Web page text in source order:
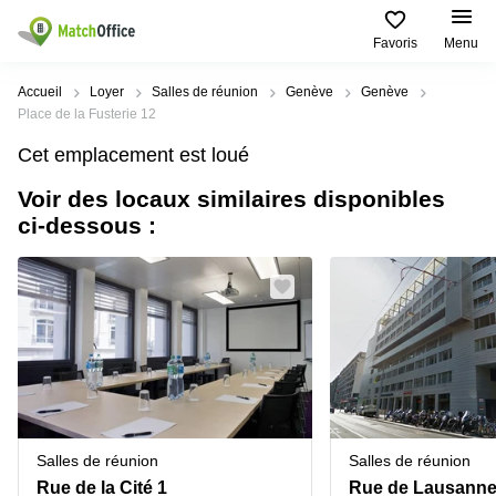
Favoris Menu
Rechercher / publier
Pages
de
Bureau
Centre
d'affaires
Coworking
Salle
de
réunion
Bureau
virtuel
Villes
Populaires
Location
bureau
Bureau
à louer
Genève
Bureau à
louer
Lausanne
Coworking
Zurich
Recherches
populaires
Voie du
Chariot 3
Place de
la Gare
12
Lausanne
Rue du
Pré-de-
la-
1
Genève
Aide
Qui sommes-nous?
Publier un local
Prix
Connexion
Choisissez une langue
Switzerland
Accueil Loyer Salles de réunion Genève
Genève
Place de la Fusterie 12
Cet emplacement est loué
Voir des locaux similaires disponibles
ci-dessous :
Salles de réunion
Rue de la Cité 1
Salles de réunion
Rue de